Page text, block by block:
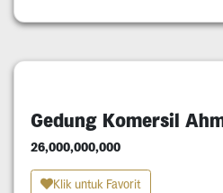
Gedung Komersil
26,000,000,000
Klik untuk Favorit